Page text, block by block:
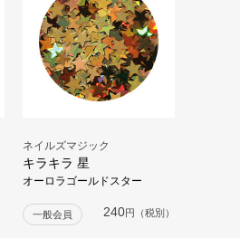
ネイルズマジック
キラキラ 星
オーロラゴールドスター
一般会員 240円（税別）